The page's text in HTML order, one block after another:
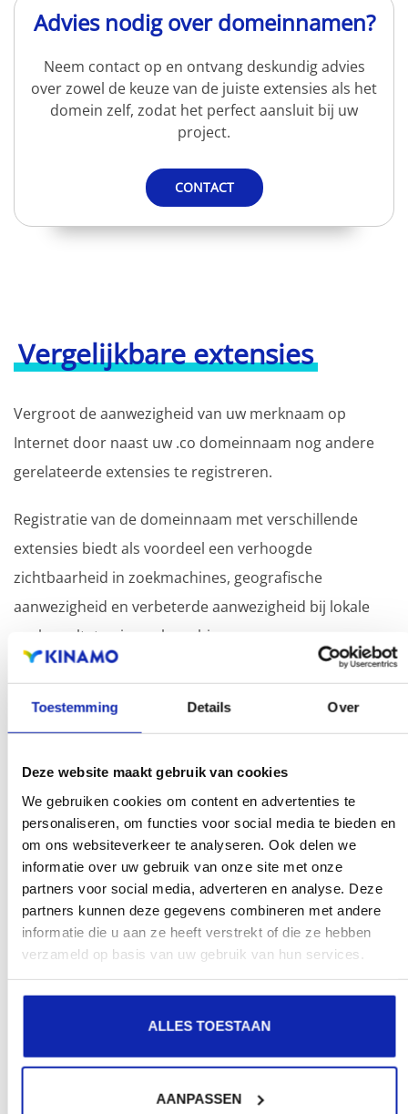
Toestemming Details Over
Deze website maakt gebruik van cookies
We gebruiken cookies om content en advertenties te
personaliseren, om functies voor social media te bieden en
om ons websiteverkeer te analyseren. Ook delen we
informatie over uw gebruik van onze site met onze
partners voor social media, adverteren en analyse. Deze
partners kunnen deze gegevens combineren met andere
informatie die u aan ze heeft verstrekt of die ze hebben
verzameld op basis van uw gebruik van hun services.
ALLES TOESTAAN
AANPASSEN
Advies nodig over domeinnamen?
Neem contact op en ontvang deskundig advies
over zowel de keuze van de juiste extensies als het
domein zelf, zodat het perfect aansluit bij uw
project.
CONTACT
Vergelijkbare extensies
Vergroot de aanwezigheid van uw merknaam op
Internet door naast uw .co domeinnaam nog andere
gerelateerde extensies te registreren.
Registratie van de domeinnaam met verschillende
extensies biedt als voordeel een verhoogde
zichtbaarheid in zoekmachines, geografische
aanwezigheid en verbeterde aanwezigheid bij lokale
zoekresultaten in zoekmachines.
Registreer uw domeinnamen